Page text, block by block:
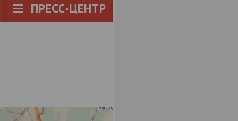
ПРЕСС-ЦЕНТР